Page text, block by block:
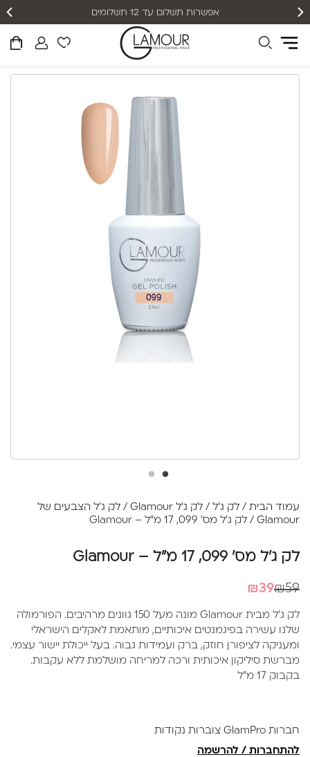
אפשרות תשלום עד 12 תשלומים
עמוד הבית / לק ג'ל / לק ג'ל Glamour / לק ג'ל הצבעים של
Glamour / לק ג'ל מס' 099, 17 מ"ל – Glamour
לק ג'ל מס' 099, 17 מ"ל – Glamour
₪59
המחיר
היה:
₪59.
₪39
המחיר
הוא:
₪39.
לק ג'ל מבית Glamour מונה מעל 150 גוונים מרהיבים. הפורמולה
שלנו עשירה בפיגמנטים איכותיים, מותאמת לאקלים הישראלי
ומעניקה לציפורן חוזק, ברק ועמידות גבוה. בעל ייכולת יישור עצמי.
מברשת סיליקון איכותית ורכה למריחה מושלמת ללא עקבות.
בקבוק 17 מ"ל
חברות GlamPro צוברות נקודות
להתחברות / להרשמה